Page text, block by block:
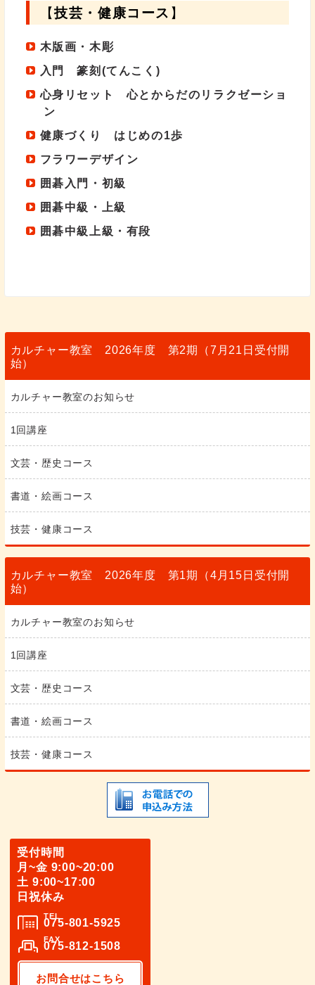
c
e
b
o
k
i
t
t
r
n
e
a
i
【技芸・健康コース 】
木版画・木彫
入門 篆刻(てんこく)
心身リセット 心とからだのリラクゼーショ
ン
健康づくり はじめの1歩
フラワーデザイン
囲碁入門・初級
囲碁中級・上級
囲碁中級上級・有段
カルチャー教室 2026年度 第2期（7月21日受付開
始）
カルチャー教室のお知らせ
1回講座
文芸・歴史コース
書道・絵画コース
技芸・健康コース
カルチャー教室 2026年度 第1期（4月15日受付開
始）
カルチャー教室のお知らせ
1回講座
文芸・歴史コース
書道・絵画コース
技芸・健康コース
受付時間
月~金 9:00~20:00
土 9:00~17:00
日祝休み
TEL
075-801-5925
FAX
075-812-1508
お問合せはこちら